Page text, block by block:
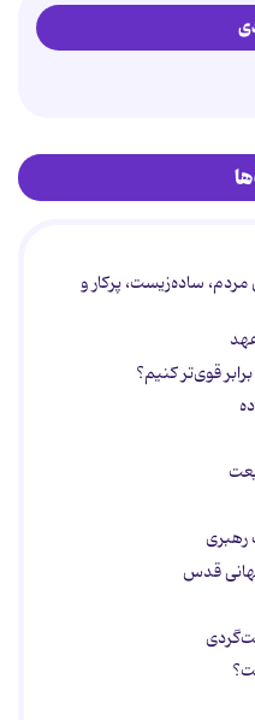
ساده‌زیست، پرکار و
رهبری
قدس